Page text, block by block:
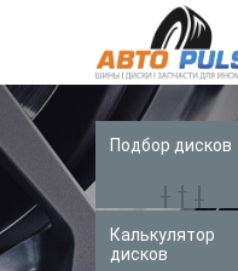
Автошины
Колесные
Запчасти
Подбор дисков
Калькулятор
дисков